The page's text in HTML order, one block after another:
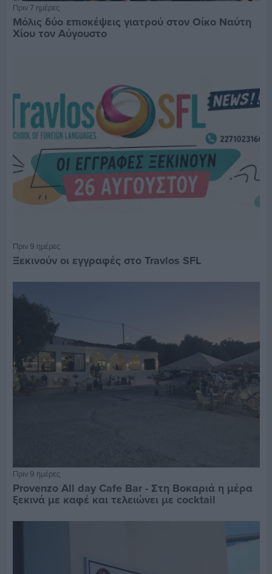
Πριν 7 ημέρες
Μόλις δύο επισκέψεις γιατρού στον Οίκο Ναύτη
Χίου τον Αύγουστο
Πριν 9 ημέρες
Ξεκινούν οι εγγραφές στο Travlos SFL
Πριν 9 ημέρες
Provenzo All day Cafe Bar - Στη Βοκαριά η μέρα
ξεκινά με καφέ και τελειώνει με cocktail